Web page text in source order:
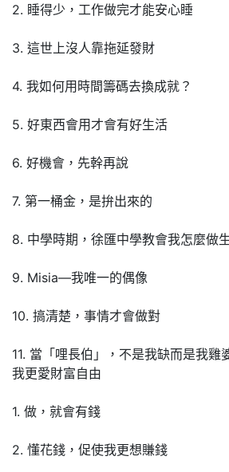
2. 睡得少，工作做完才能安心睡
3. 這世上沒人靠拖延發財
4. 我如何用時間籌碼去換成就？
5. 好東西會用才會有好生活
6. 好機會，先幹再說
7. 第一桶金，是拚出來的
8. 中學時期，徐匯中學教會我怎麼做
9. Misia—我唯一的偶像
10. 搞清楚，事情才會做對
11. 當「哩長伯」，不是我缺而是我雞婆Part2
我更愛財富自由
1. 做，就會有錢
2. 懂花錢，促使我更想賺錢